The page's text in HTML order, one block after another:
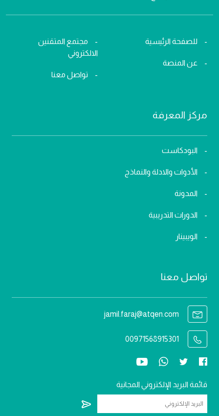
للصفحة الرئيسية
عن المنصة
مجتمع المتقنين
الالكتروني
تواصل معنا
مركز المعرفة
البودكاست
الأدوات والادلة والنماذج
المدونة
الدورات التدريبية
الويبينار
تواصل معنا
jamil.faraj@atqen.com
00971568915301
قائمة البريد الإلكتروني المجانية